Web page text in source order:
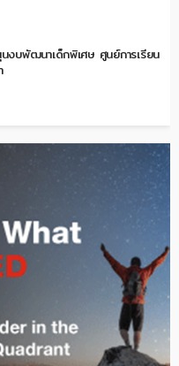
งบพัฒนาเด็กพิเศษ ศูนย์การเรียน